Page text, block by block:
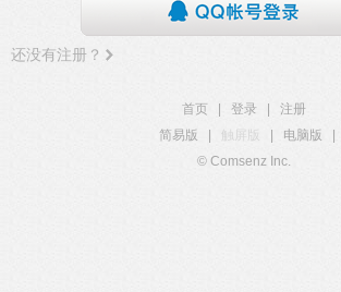
还没有注册？
首页 登录
注册
简易版
触屏版 电脑版
© Comsenz Inc.